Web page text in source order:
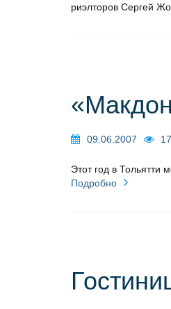
риэлторов Сергей
09.06.2007
Этот год в Тольятти
Подробно